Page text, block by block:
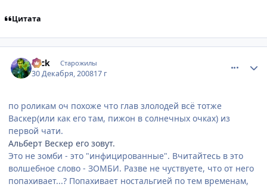
Цитата
Nick Старожилы
30 Декабря, 200817 г
по роликам оч похоже что глав злолодей всё тотже
Васкер(или как его там, пижон в солнечных очках) из
первой чати.
Альберт Вескер его зовут.
Это не зомби - это "инфицированные". Вчитайтесь в это
волшебное слово - ЗОМБИ. Разве не чуствуете, что от него
попахивает...? Попахивает ностальгией по тем временам,